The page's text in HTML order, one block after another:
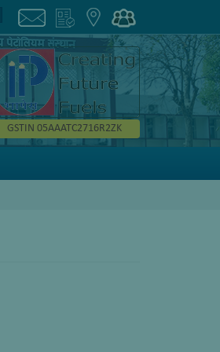
GSTIN 05AAATC2716R2ZK